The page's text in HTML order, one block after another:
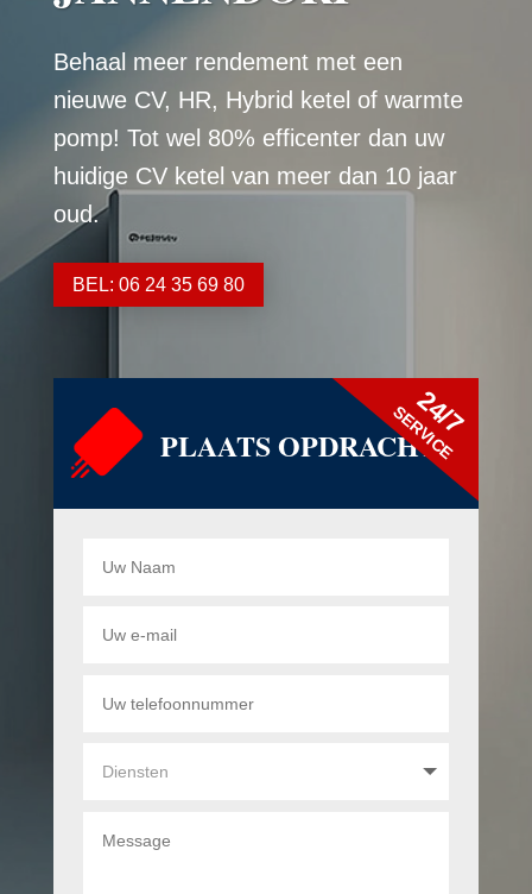
Behaal meer rendement met een
nieuwe CV, HR, Hybrid ketel of warmte
pomp! Tot wel 80% efficenter dan uw
huidige CV ketel van meer dan 10 jaar
oud.
BEL: 06 24 35 69 80
PLAATS OPDRACHT
24/7
SERVICE